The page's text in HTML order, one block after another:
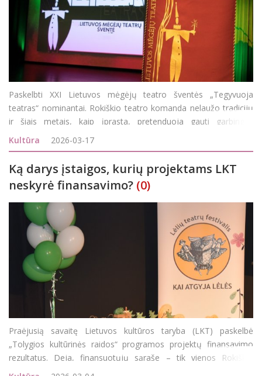
Paskelbti XXI Lietuvos mėgėjų teatro šventės „Tegyvuoja
teatras“ nominantai. Rokiškio teatro komanda nelaužo tradicijų
ir šiais metais, kaip įprasta, pretenduoja gauti garbingus
įvertinimus: ryškiausio epizodinio ir ryškiausios moters vaidmenų
kategorij
Kultūra 2026-03-17
Ką darys įstaigos, kurių projektams LKT
neskyrė finansavimo? (0)
Praėjusią savaitę Lietuvos kultūros taryba (LKT) paskelbė
„Tolygios kultūrinės raidos“ programos projektų finansavimo
rezultatus. Deja, finansuotųjų sąraše – tik vienos Rokiškio
rajono įstaigos 5 projektai, nors paraiškų finansavimui gauti